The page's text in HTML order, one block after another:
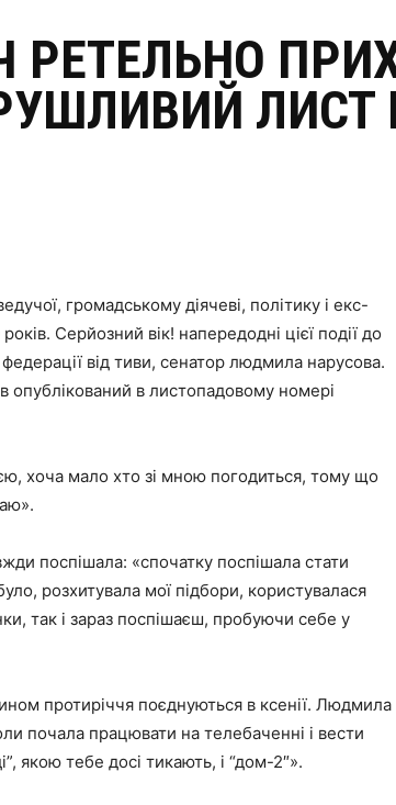
РЕТЕЛЬНО
ЛИСТ
громадському діячеві, політику і екс-
Серйозний вік! напередодні цієї події до
від тиви, сенатор людмила нарусова.
опублікований в листопадовому номері
хоча мало хто зі мною погодиться, тому що
поспішала: «спочатку поспішала стати
розхитувала мої підбори, користувалася
так і зараз поспішаєш, пробуючи себе у
протиріччя поєднуються в ксенії. Людмила
почала працювати на телебаченні і вести
якою тебе досі тикають, і “дом-2″».